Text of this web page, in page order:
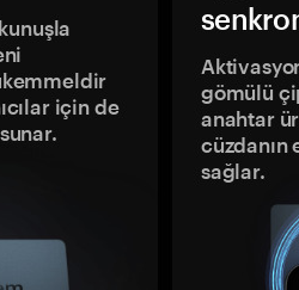
için de
gömülü
anahtar
sağlar.